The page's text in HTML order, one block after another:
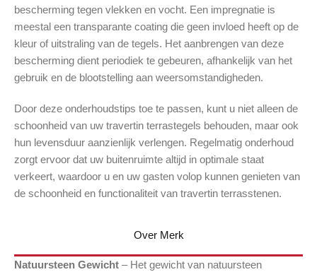
Over Merk
bescherming tegen vlekken en vocht. Een impregnatie is
meestal een transparante coating die geen invloed heeft op de
kleur of uitstraling van de tegels. Het aanbrengen van deze
bescherming dient periodiek te gebeuren, afhankelijk van het
gebruik en de blootstelling aan weersomstandigheden.
Door deze onderhoudstips toe te passen, kunt u niet alleen de
schoonheid van uw travertin terrastegels behouden, maar ook
hun levensduur aanzienlijk verlengen. Regelmatig onderhoud
zorgt ervoor dat uw buitenruimte altijd in optimale staat
verkeert, waardoor u en uw gasten volop kunnen genieten van
de schoonheid en functionaliteit van travertin terrasstenen.
Natuursteen Gewicht – Het gewicht van natuursteen